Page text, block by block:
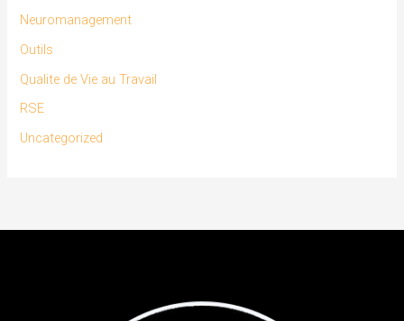
Neuromanagement
Outils
Qualite de Vie au Travail
RSE
Uncategorized